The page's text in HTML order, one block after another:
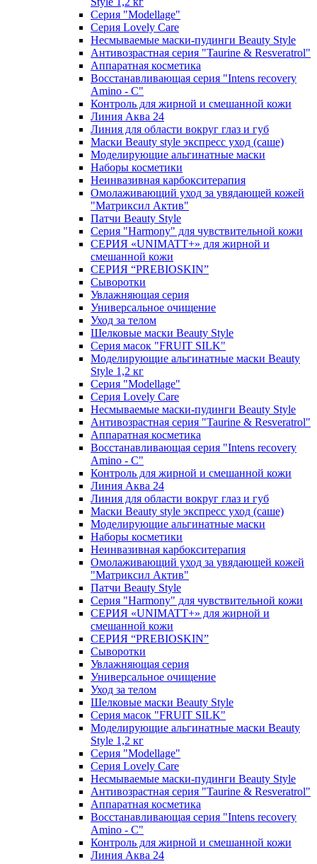
Серия "Modellage"
Cерия Lovely Care
Несмываемые маски-пудинги Beauty Style
Антивозрастная серия "Taurine & Resveratrol"
Аппаратная косметика
Восстанавливающая серия "Intens recovery
Amino - C"
Контроль для жирной и смешанной кожи
Линия Аква 24
Линия для области вокруг глаз и губ
Маски Beauty style экспресс уход (саше)
Моделирующие альгинатные маски
Наборы косметики
Неинвазивная карбокситерапия
Омолаживающий уход за увядающей кожей
"Матриксил Актив"
Патчи Beauty Style
Серия "Harmony" для чувствительной кожи
СЕРИЯ «UNIMATT+» для жирной и
смешанной кожи
СЕРИЯ “PREBIOSKIN”
Сыворотки
Увлажняющая серия
Универсальное очищение
Уход за телом
Шелковые маски Beauty Style
Серия масок "FRUIT SILK"
Моделирующие альгинатные маски Beauty
Style 1,2 кг
Серия "Modellage"
Cерия Lovely Care
Несмываемые маски-пудинги Beauty Style
Антивозрастная серия "Taurine & Resveratrol"
Аппаратная косметика
Восстанавливающая серия "Intens recovery
Amino - C"
Контроль для жирной и смешанной кожи
Линия Аква 24
Линия для области вокруг глаз и губ
Маски Beauty style экспресс уход (саше)
Моделирующие альгинатные маски
Наборы косметики
Неинвазивная карбокситерапия
Омолаживающий уход за увядающей кожей
"Матриксил Актив"
Патчи Beauty Style
Серия "Harmony" для чувствительной кожи
СЕРИЯ «UNIMATT+» для жирной и
смешанной кожи
СЕРИЯ “PREBIOSKIN”
Сыворотки
Увлажняющая серия
Универсальное очищение
Уход за телом
Шелковые маски Beauty Style
Серия масок "FRUIT SILK"
Моделирующие альгинатные маски Beauty
Style 1,2 кг
Серия "Modellage"
Cерия Lovely Care
Несмываемые маски-пудинги Beauty Style
Антивозрастная серия "Taurine & Resveratrol"
Аппаратная косметика
Восстанавливающая серия "Intens recovery
Amino - C"
Контроль для жирной и смешанной кожи
Линия Аква 24